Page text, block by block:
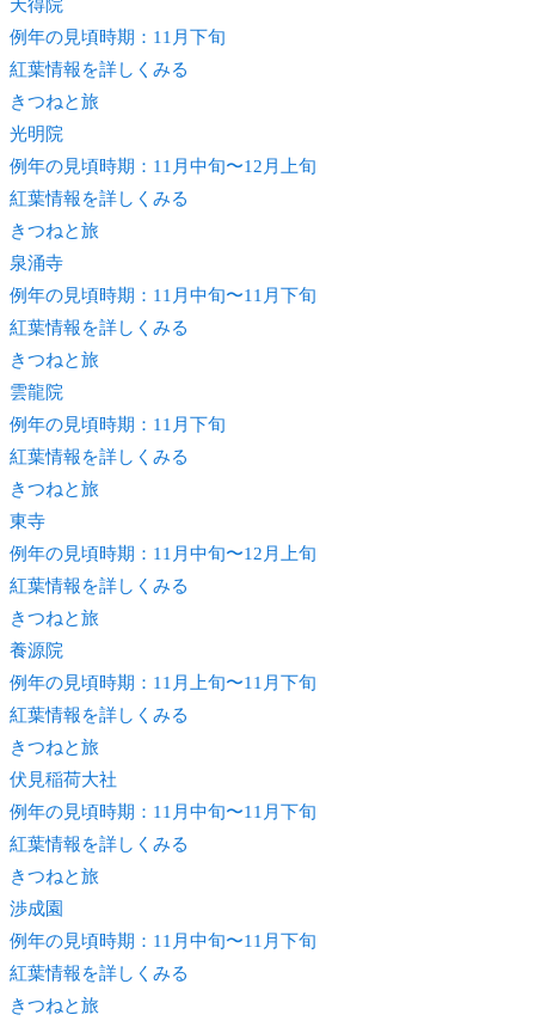
天得院
例年の見頃時期：11月下旬
紅葉情報を詳しくみる
きつねと旅
光明院
例年の見頃時期：11月中旬〜12月上旬
紅葉情報を詳しくみる
きつねと旅
泉涌寺
例年の見頃時期：11月中旬〜11月下旬
紅葉情報を詳しくみる
きつねと旅
雲龍院
例年の見頃時期：11月下旬
紅葉情報を詳しくみる
きつねと旅
東寺
例年の見頃時期：11月中旬〜12月上旬
紅葉情報を詳しくみる
きつねと旅
養源院
例年の見頃時期：11月上旬〜11月下旬
紅葉情報を詳しくみる
きつねと旅
伏見稲荷大社
例年の見頃時期：11月中旬〜11月下旬
紅葉情報を詳しくみる
きつねと旅
渉成園
例年の見頃時期：11月中旬〜11月下旬
紅葉情報を詳しくみる
きつねと旅